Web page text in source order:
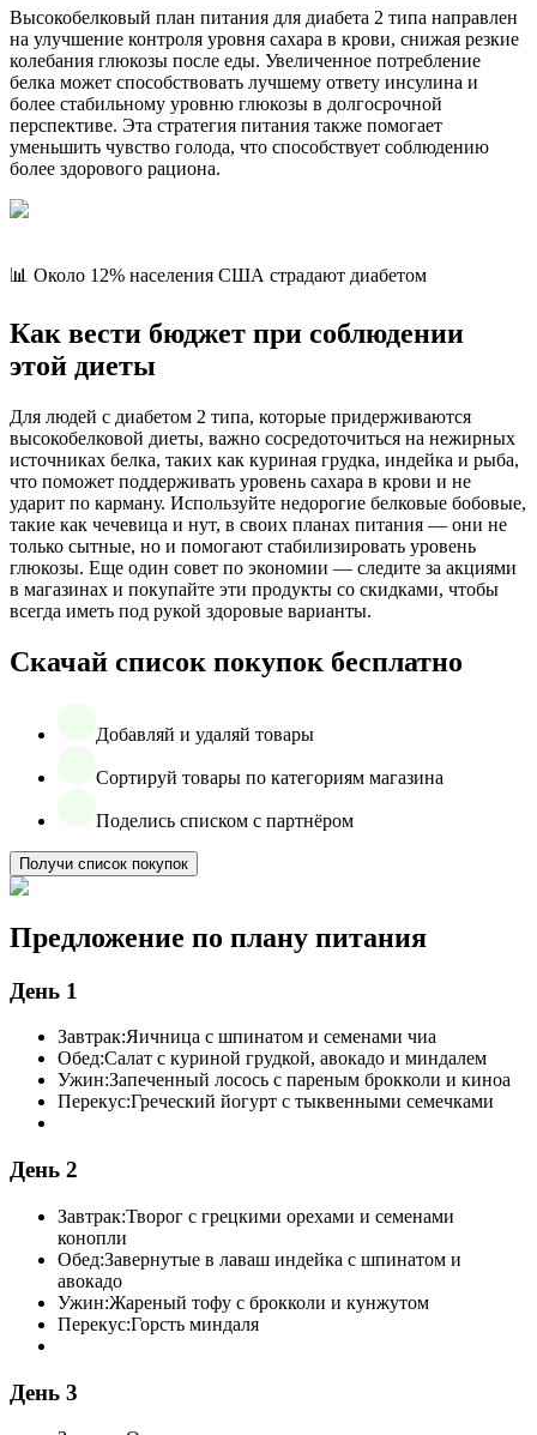
Высокобелковый план питания для диабета 2 типа направлен
на улучшение контроля уровня сахара в крови, снижая резкие
колебания глюкозы после еды. Увеличенное потребление
белка может способствовать лучшему ответу инсулина и
более стабильному уровню глюкозы в долгосрочной
перспективе. Эта стратегия питания также помогает
уменьшить чувство голода, что способствует соблюдению
более здорового рациона.
📊 Около 12% населения США страдают диабетом
Как вести бюджет при соблюдении
этой диеты
Для людей с диабетом 2 типа, которые придерживаются
высокобелковой диеты, важно сосредоточиться на нежирных
источниках белка, таких как куриная грудка, индейка и рыба,
что поможет поддерживать уровень сахара в крови и не
ударит по карману. Используйте недорогие белковые бобовые,
такие как чечевица и нут, в своих планах питания — они не
только сытные, но и помогают стабилизировать уровень
глюкозы. Еще один совет по экономии — следите за акциями
в магазинах и покупайте эти продукты со скидками, чтобы
всегда иметь под рукой здоровые варианты.
Скачай список покупок бесплатно
Добавляй и удаляй товары
Сортируй товары по категориям магазина
Поделись списком с партнёром
Получи список покупок
Предложение по плану питания
День 1
Завтрак:Яичница с шпинатом и семенами чиа
Обед:Салат с куриной грудкой, авокадо и миндалем
Ужин:Запеченный лосось с пареным брокколи и киноа
Перекус:Греческий йогурт с тыквенными семечками
День 2
Завтрак:Творог с грецкими орехами и семенами
конопли
Обед:Завернутые в лаваш индейка с шпинатом и
авокадо
Ужин:Жареный тофу с брокколи и кунжутом
Перекус:Горсть миндаля
День 3